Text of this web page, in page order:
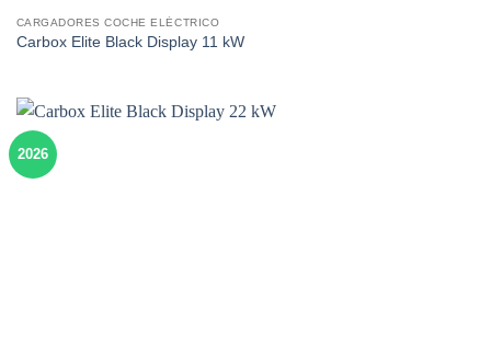
CARGADORES COCHE ELÉCTRICO
Carbox Elite Black Display 11 kW
2026